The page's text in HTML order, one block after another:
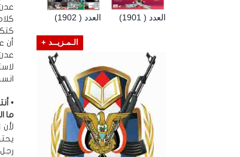
أن
•
ما
العدد ( 1902) العدد ( 1901)
الـمـزيــد +